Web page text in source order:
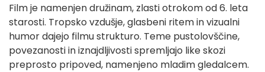
Film je namenjen družinam, zlasti otrokom od 6. leta
starosti. Tropsko vzdušje, glasbeni ritem in vizualni
humor dajejo filmu strukturo. Teme pustolovščine,
povezanosti in iznajdljivosti spremljajo like skozi
preprosto pripoved, namenjeno mladim gledalcem.